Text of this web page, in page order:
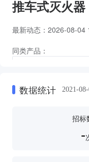
推车式灭火器
最新动态： 2026-08-04
同类产品：
火器水基灭火器水基灭
数据统计 2021-
招标
-